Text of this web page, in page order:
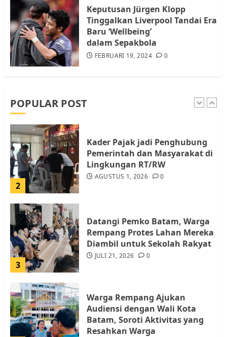
Keputusan Jürgen Klopp
Tinggalkan Liverpool Tandai Era
Baru ‘Wellbeing’
dalam Sepakbola
FEBRUARI 19, 2024 0
POPULAR POST
5
Warga Rempang
JULI 15, 2026 0
1
2
Kader Pajak jadi Penghubung
Pemerintah dan Masyarakat di
Lingkungan RT/RW
AGUSTUS 1, 2026 0
3
Datangi Pemko Batam, Warga
Rempang Protes Lahan Mereka
Diambil untuk Sekolah Rakyat
JULI 21, 2026 0
Warga Rempang Ajukan
Audiensi dengan Wali Kota
Batam, Soroti Aktivitas yang
Resahkan Warga